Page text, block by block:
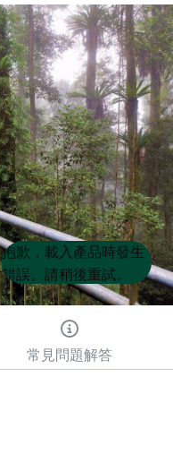
Product
List
Product
List
抱歉，載入產品時發生
錯誤。請稍後重試。
常見問題解答